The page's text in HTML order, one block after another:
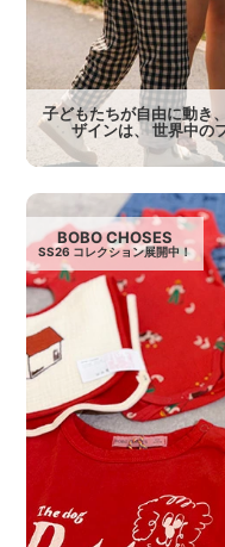
子どもたちが自由に動き
ザインは、 世界中の
BOBO CHOSES
SS26 コレクション展開中！